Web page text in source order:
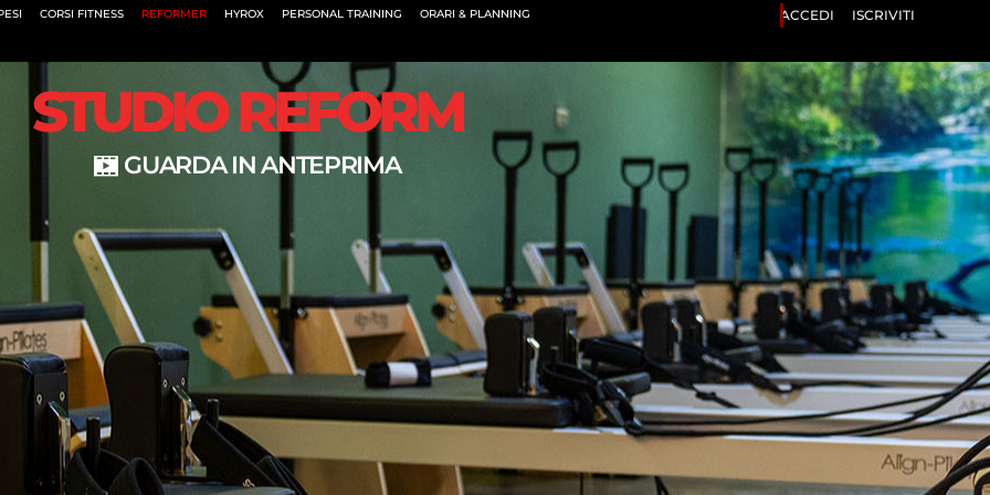
CORSI FITNESS REFORMER HYROX PERSONAL TRAINING ORARI & PLANNING ACCEDI ISCRIVITI
STUDIO REFORM
GUARDA IN ANTEPRIMA